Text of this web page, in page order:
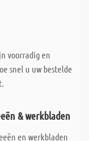
voorradig en
snel u uw bestelde
& werkbladen
en werkbladen